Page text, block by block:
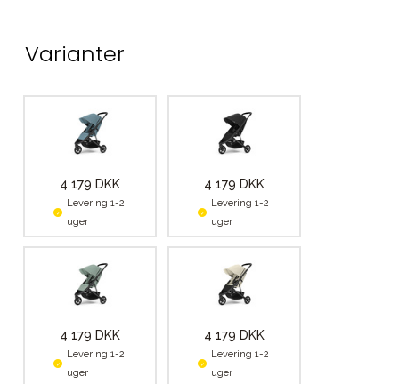
Varianter
4 179 DKK
Levering 1-2
uger
4 179 DKK
Levering 1-2
uger
4 179 DKK
Levering 1-2
uger
4 179 DKK
Levering 1-2
uger